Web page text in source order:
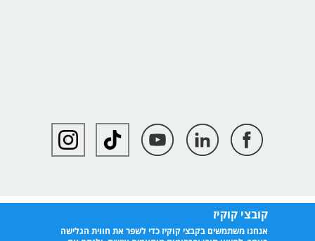
קובצי קוקיז
אנחנו משתמשים בקבצי קוקיז כדי לשפר את חווית הגלישה